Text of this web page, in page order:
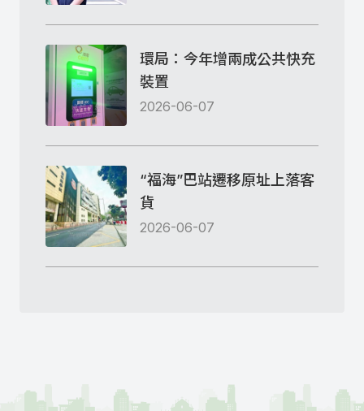
環局：今年增兩成公共快充
裝置
2026-06-07
“福海”巴站遷移原址上落客
貨
2026-06-07